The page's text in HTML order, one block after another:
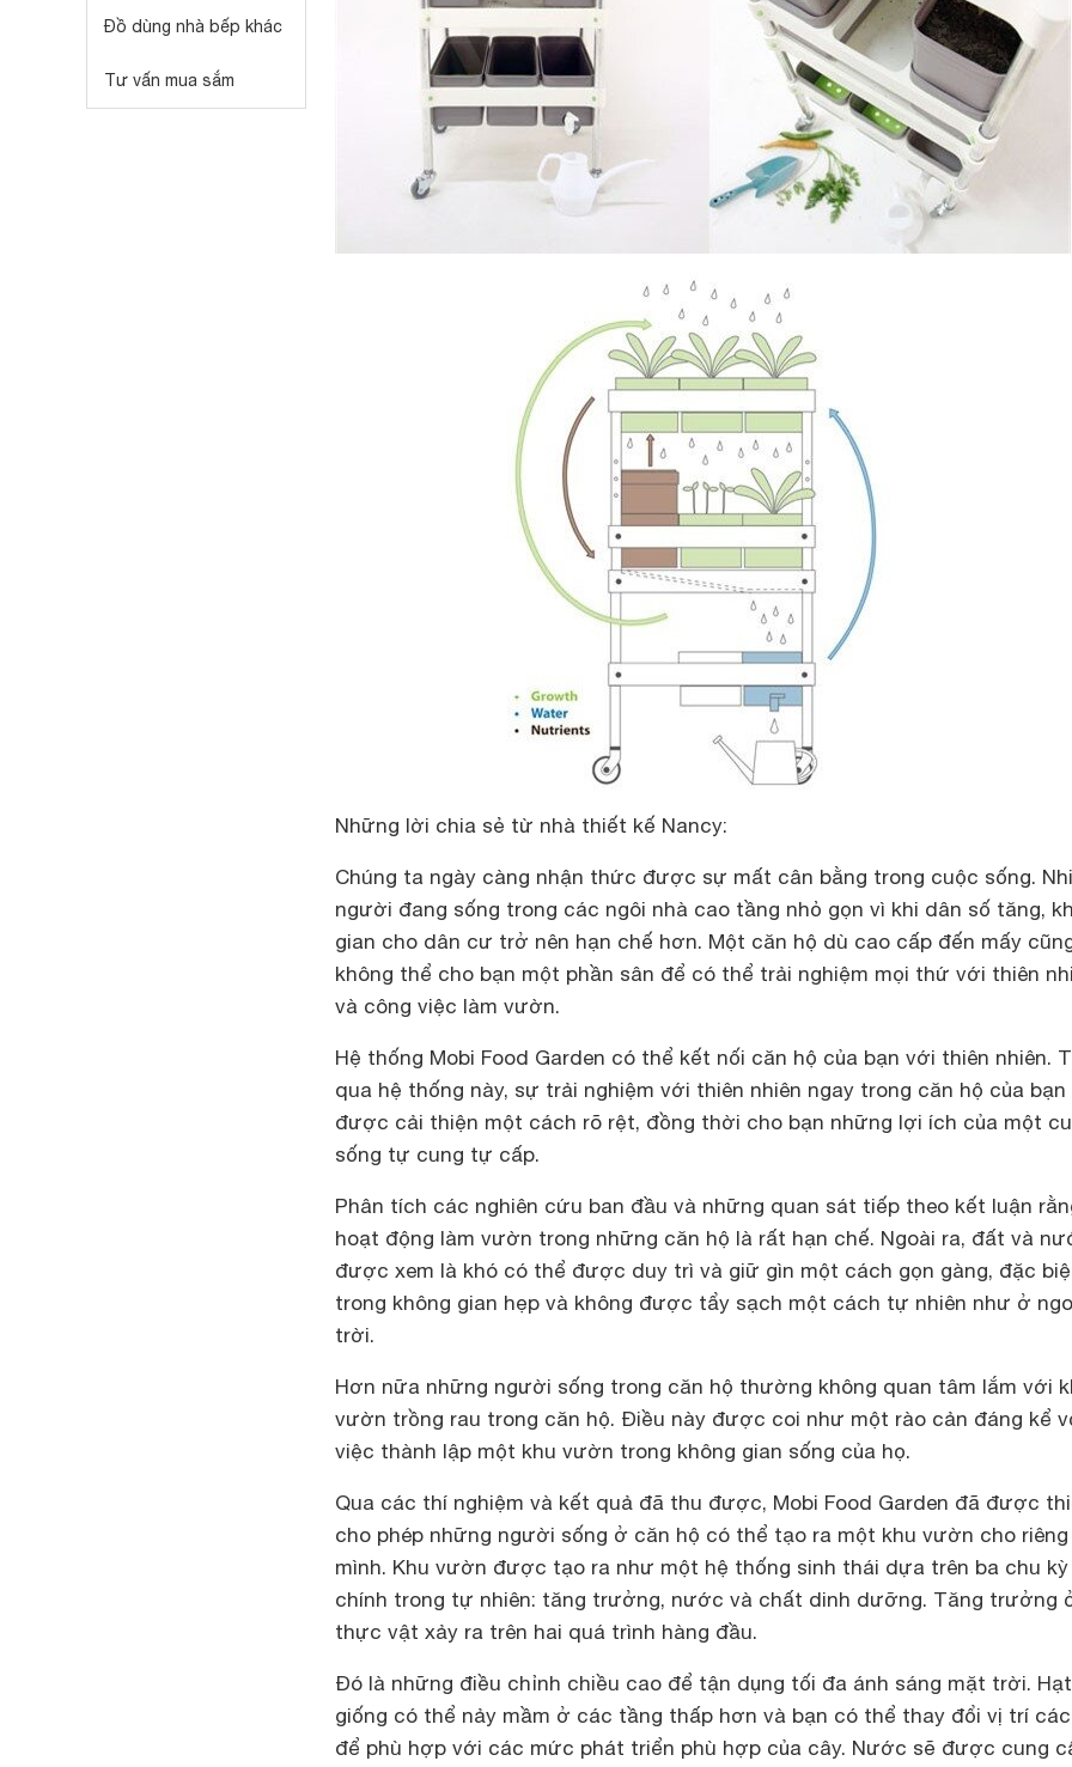
Đồ dùng nhà bếp khác
Tư vấn mua sắm
Những lời chia sẻ từ nhà thiết kế Nancy:
Chúng ta ngày càng nhận thức được sự mất cân bằng trong cuộc sống.
người đang sống trong các ngôi nhà cao tầng nhỏ gọn vì khi dân số tăng,
gian cho dân cư trở nên hạn chế hơn. Một căn hộ dù cao cấp đến mấy
không thể cho bạn một phần sân để có thể trải nghiệm mọi thứ với thiên
và công việc làm vườn.
Hệ thống Mobi Food Garden có thể kết nối căn hộ của bạn với thiên nhiên.
qua hệ thống này, sự trải nghiệm với thiên nhiên ngay trong căn hộ của bạn
được cải thiện một cách rõ rệt, đồng thời cho bạn những lợi ích của một
sống tự cung tự cấp.
Phân tích các nghiên cứu ban đầu và những quan sát tiếp theo kết luận
hoạt động làm vườn trong những căn hộ là rất hạn chế. Ngoài ra, đất và
được xem là khó có thể được duy trì và giữ gìn một cách gọn gàng, đặc
trong không gian hẹp và không được tẩy sạch một cách tự nhiên như ở
trời.
Hơn nữa những người sống trong căn hộ thường không quan tâm lắm với
vườn trồng rau trong căn hộ. Điều này được coi như một rào cản đáng kể
việc thành lập một khu vườn trong không gian sống của họ.
Qua các thí nghiệm và kết quả đã thu được, Mobi Food Garden đã được
cho phép những người sống ở căn hộ có thể tạo ra một khu vườn cho riêng
mình. Khu vườn được tạo ra như một hệ thống sinh thái dựa trên ba chu kỳ
chính trong tự nhiên: tăng trưởng, nước và chất dinh dưỡng. Tăng trưởng
thực vật xảy ra trên hai quá trình hàng đầu.
Đó là những điều chỉnh chiều cao để tận dụng tối đa ánh sáng mặt trời. Hạt
giống có thể nảy mầm ở các tầng thấp hơn và bạn có thể thay đổi vị trí
để phù hợp với các mức phát triển phù hợp của cây. Nước sẽ được cung